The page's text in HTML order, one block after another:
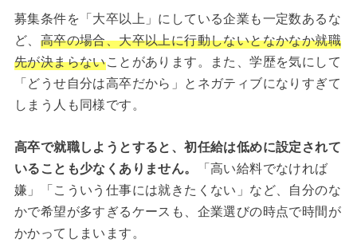
募集条件を「大卒以上」にしている企業も一定数あるな
ど、 高卒の場合、大卒以上に行動しないとなかなか就職
先が決まらないことがあります。また、学歴を気にして
「どうせ自分は高卒だから」とネガティブになりすぎて
しまう人も同様です。
高卒で就職しようとすると、初任給は低めに設定されて
いることも少なくありません。
「高い給料でなければ
嫌」「こういう仕事には就きたくない」など、自分のな
かで希望が多すぎるケースも、企業選びの時点で時間が
かかってしまいます。